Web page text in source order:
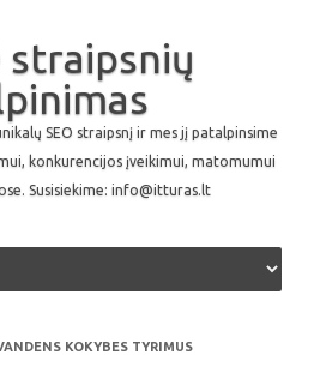
straipsnių
SEO straipsnį ir mes jį patalpinsime
konkurencijos įveikimui, matomumui
Susisiekime: info@itturas.lt
Skip to content
KOKYBES TYRIMUS